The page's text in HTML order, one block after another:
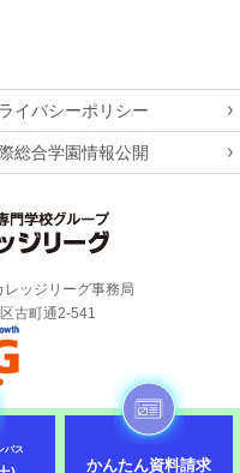
パス
かんたん資料請求
イバシーポリシー
総合学園情報公開
ッジリーグ事務局
古町通2-541
All Rights Reserved.